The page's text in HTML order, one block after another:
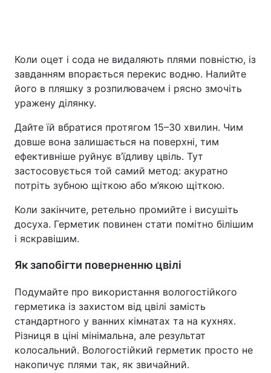
Коли оцет і сода не видаляють плями повністю, із
завданням впорається перекис водню. Налийте
його в пляшку з розпилювачем і рясно змочіть
уражену ділянку.
Дайте їй вбратися протягом 15–30 хвилин. Чим
довше вона залишається на поверхні, тим
ефективніше руйнує в’їдливу цвіль. Тут
застосовується той самий метод: акуратно
потріть зубною щіткою або м’якою щіткою.
Коли закінчите, ретельно промийте і висушіть
досуха. Герметик повинен стати помітно білішим
і яскравішим.
Як запобігти поверненню цвілі
Подумайте про використання вологостійкого
герметика із захистом від цвілі замість
стандартного у ванних кімнатах та на кухнях.
Різниця в ціні мінімальна, але результат
колосальний. Вологостійкий герметик просто не
накопичує плями так, як звичайний.